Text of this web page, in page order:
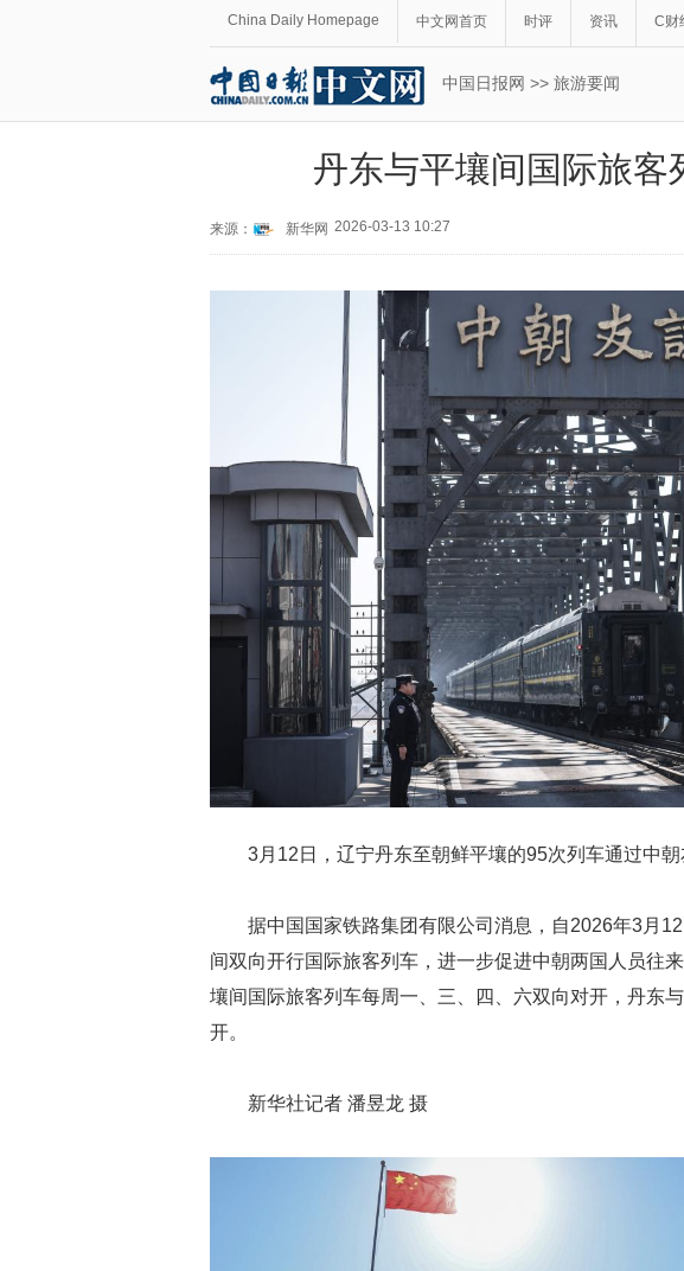
China Daily Homepage 中文网首页 时评 资讯 C财
中国日报网 >> 旅游要闻
丹东与平壤间国际旅客
来源： 新华网 2026-03-13 10:27
3月12日，辽宁丹东至朝鲜平壤的95次列车通过中朝
据中国国家铁路集团有限公司消息，自2026年3月
间双向开行国际旅客列车，进一步促进中朝两国人员往
壤间国际旅客列车每周一、三、四、六双向对开，丹东
开。
新华社记者 潘昱龙 摄